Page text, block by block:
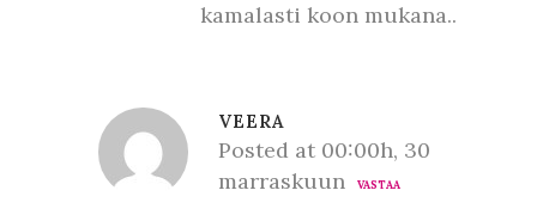
kamalasti koon mukana..
VEERA
Posted at 00:00h, 30
marraskuun
VASTAA